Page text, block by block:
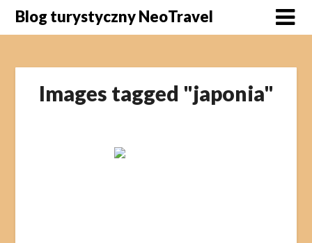
SkipBlog turystyczny NeoTravel
Images tagged "japonia"